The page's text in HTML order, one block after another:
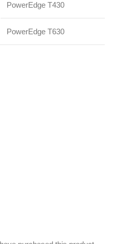
PowerEdge T430
PowerEdge T630